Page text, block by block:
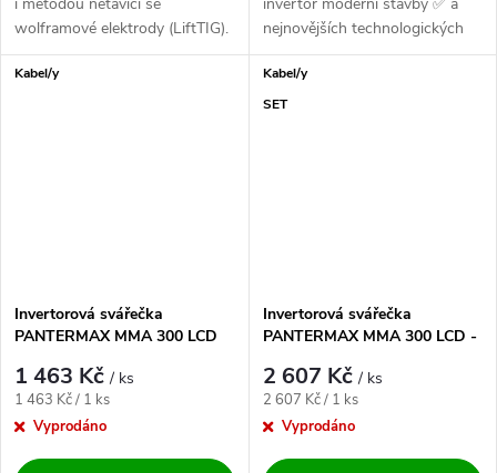
i metodou netavící se
wolframové elektrody (LiftTIG).
Malý,...
invertor moderní stavby ✅ a
nejnovějších technologických
komponentů s...
Kabel/y
Invertorová svářečka
PANTERMAX MMA 300 LCD
1 463 Kč/ ks
Měrná cena:
1 463 Kč / 1 ks
Vyprodáno
Kabel/y
SET
Invertorová svářečka
PANTERMAX MMA 300 LCD -
2 607 Kč/ ks
Měrná cena:
2 607 Kč / 1 ks
Vyprodáno